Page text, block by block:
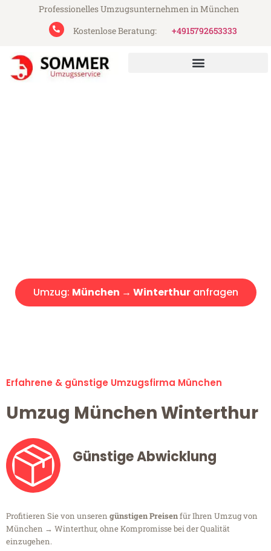
Professionelles Umzugsunternehmen in München
Kostenlose Beratung:
+4915792653333
Umzug: München → Winterthuranfragen
Erfahrene & günstige Umzugsfirma München
Umzug München Winterthur
Günstige Abwicklung
Profitieren Sie von unseren günstigen Preisenfür Ihren Umzug von
München → Winterthur, ohne Kompromisse bei der Qualität
einzugehen.